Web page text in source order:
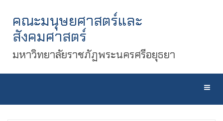
คณะมนุษยศาสตร์และ
สังคมศาสตร์
มหาวิทยาลัยราชภัฏพระนครศรีอยุธยา